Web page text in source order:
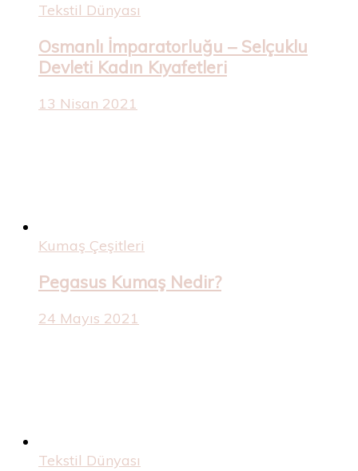
Tekstil Dünyası
Osmanlı İmparatorluğu – Selçuklu
Devleti Kadın Kıyafetleri
13 Nisan 2021
Kumaş Çeşitleri
Pegasus Kumaş Nedir?
24 Mayıs 2021
Tekstil Dünyası